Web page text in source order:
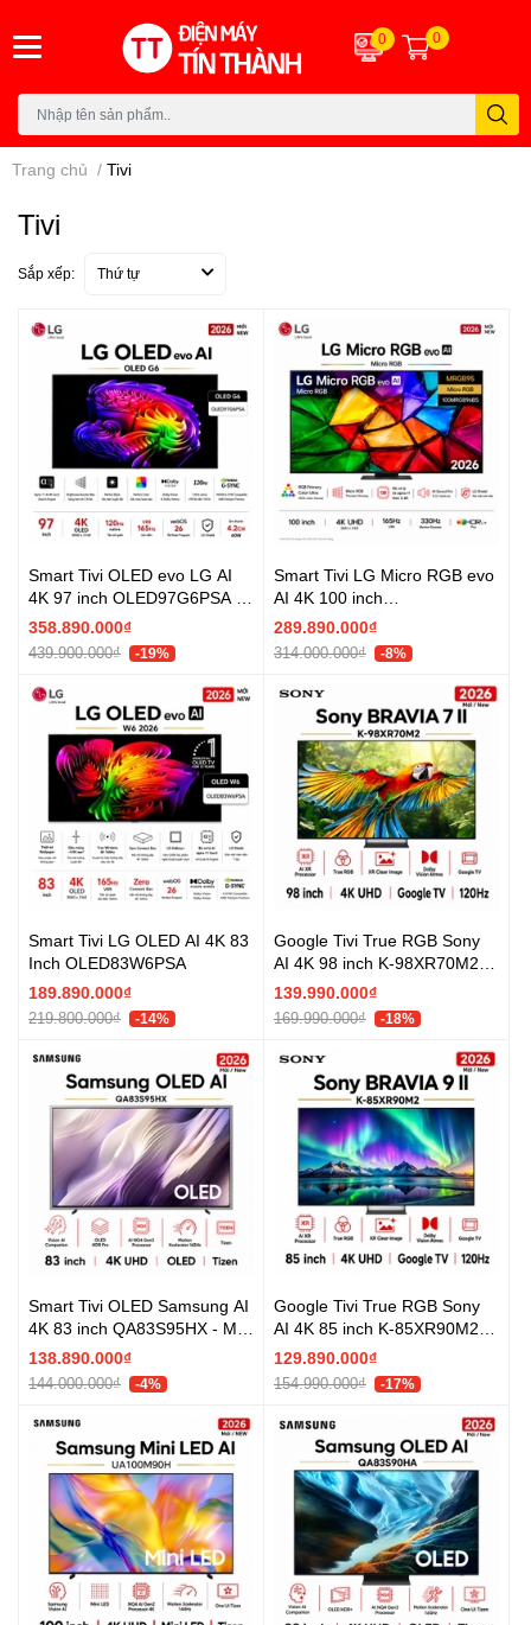
0 0
Trang chủ / Tivi
Tivi
Sắp xếp: Thứ tự
Smart Tivi OLED evo LG AI
4K 97 inch OLED97G6PSA -
Mới 2026
358.890.000₫
439.900.000₫ -19%
Smart Tivi LG Micro RGB evo
AI 4K 100 inch
100MRGB96BS - Mới 2026
289.890.000₫
314.000.000₫ -8%
Smart Tivi LG OLED AI 4K 83
Inch OLED83W6PSA
189.890.000₫
219.800.000₫ -14%
Google Tivi True RGB Sony
AI 4K 98 inch K-98XR70M2 -
Mới 2026
139.990.000₫
169.990.000₫ -18%
Smart Tivi OLED Samsung AI
4K 83 inch QA83S95HX - Mới
2026
138.890.000₫
144.000.000₫ -4%
Google Tivi True RGB Sony
AI 4K 85 inch K-85XR90M2 -
Mới 2026
129.890.000₫
154.990.000₫ -17%